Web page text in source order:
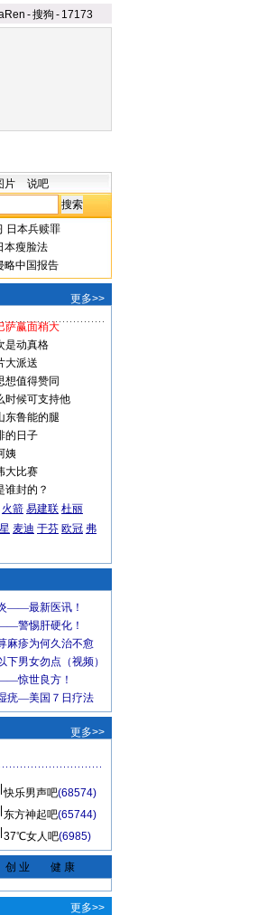
-搜狗 - 17173
片 说吧
日本兵赎罪
本瘦脸法
略中国报告
更多>>
萨赢面稍大
是动真格
大派送
想值得赞同
时候可支持他
东鲁能的腿
的日子
姨
大比赛
谁封的？
火箭 易建联 杜丽
麦迪 于芬 欧冠 弗
更多>>
快乐男声吧(68574)
东方神起吧(65744)
37℃女人吧(6985)
创 业 健 康
更多>>